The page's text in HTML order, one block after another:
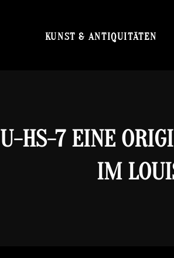
KUNST & ANTIQUITÄTEN
U-HS-7 EINE
IM